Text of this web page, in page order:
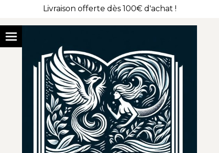
Livraison offerte dès 100€ d'achat !